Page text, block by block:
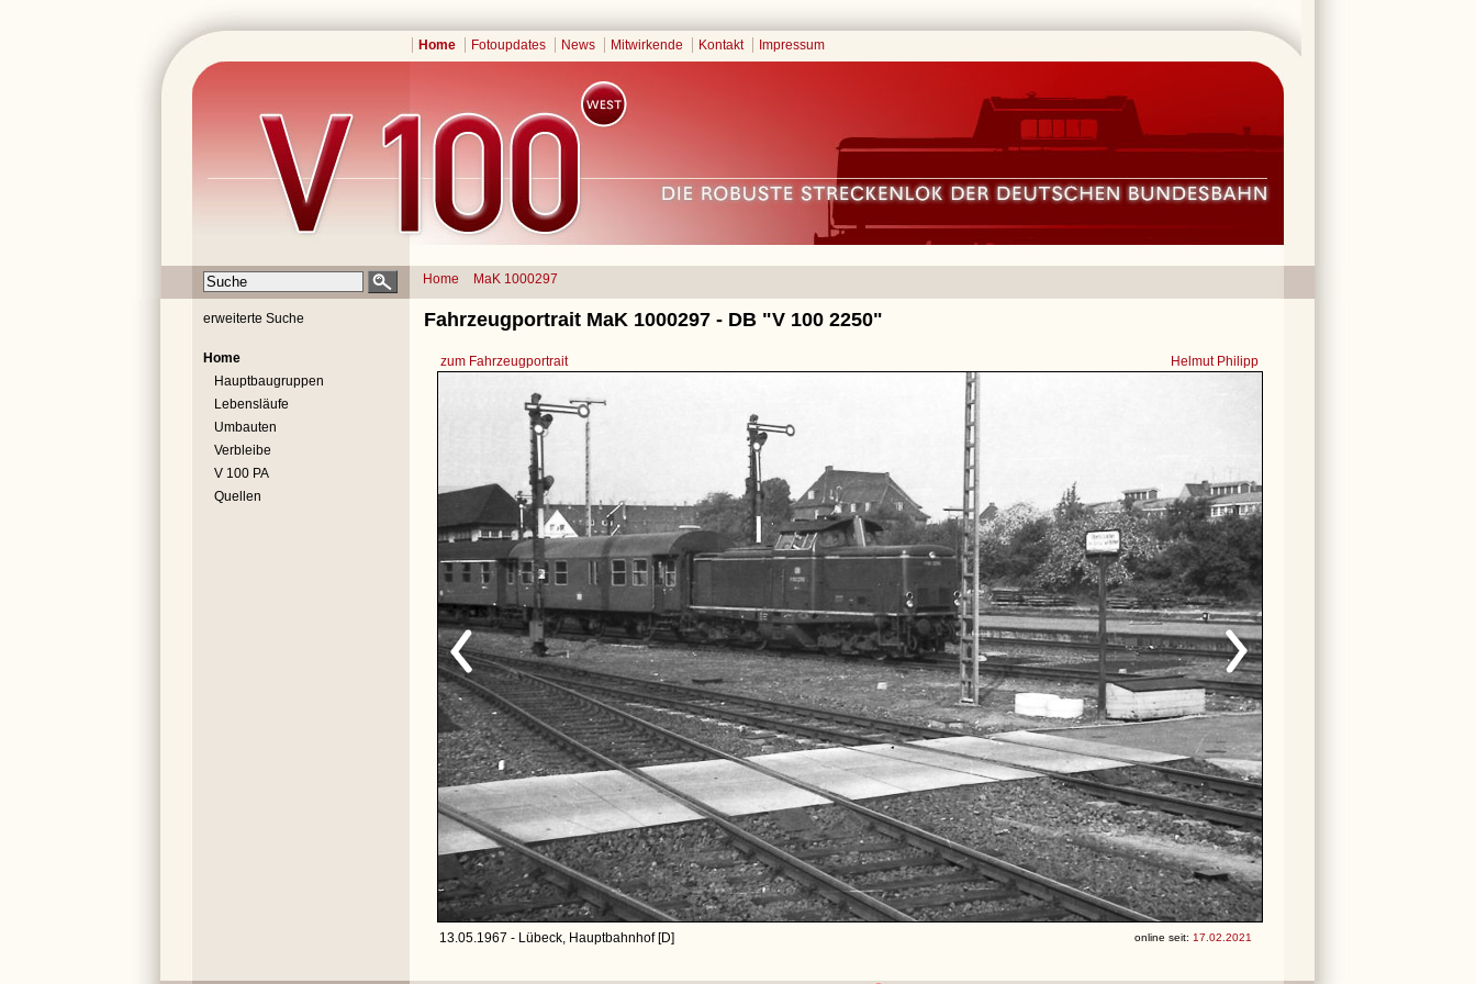
Home Fotoupdates News Mitwirkende Kontakt Impressum
Home MaK 1000297
erweiterte Suche
Home
Hauptbaugruppen
Lebensläufe
Umbauten
Verbleibe
V 100 PA
Quellen
Fahrzeugportrait MaK 1000297 - DB "V 100 2250"
zum Fahrzeugportrait Helmut Philipp
13.05.1967 - Lübeck, Hauptbahnhof [D] online seit: 17.02.2021